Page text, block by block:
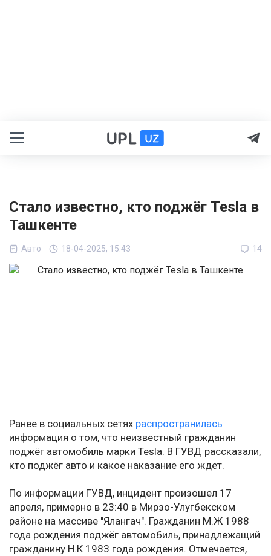
Стало известно, кто поджёг Tesla в
Ташкенте
Авто 18-04-2025, 15:43 14
Ранее в социальных сетях распространилась
информация о том, что неизвестный гражданин
поджёг автомобиль марки Tesla. В ГУВД рассказали,
кто поджёг авто и какое наказание его ждет.
По информации ГУВД, инцидент произошел 17
апреля, примерно в 23:40 в Мирзо-Улугбекском
районе на массиве "Ялангач". Гражданин М.Ж 1988
года рождения поджёг автомобиль, принадлежащий
гражданину Н.К 1983 года рождения. Отмечается,